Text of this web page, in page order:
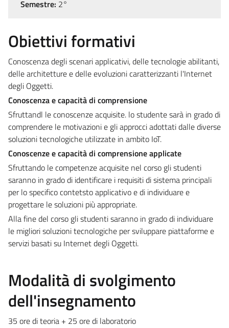
Semestre: 2°
Obiettivi formativi
Conoscenza degli scenari applicativi, delle tecnologie abilitanti,
delle architetture e delle evoluzioni caratterizzanti l'Internet
degli Oggetti.
Conoscenza e capacità di comprensione
Sfruttandl le conoscenze acquisite. lo studente sarà in grado di
comprendere le motivazioni e gli approcci adottati dalle diverse
soluzioni tecnologiche utilizzate in ambito IoT.
Conoscenze e capacità di comprensione applicate
Sfruttando le competenze acquisite nel corso gli studenti
saranno in grado di identificare i requisiti di sistema principali
per lo specifico contetsto applicativo e di individuare e
progettare le soluzioni più appropriate.
Alla fine del corso gli studenti saranno in grado di individuare
le migliori soluzioni tecnologiche per sviluppare piattaforme e
servizi basati su Internet degli Oggetti.
Modalità di svolgimento
dell'insegnamento
35 ore di teoria + 25 ore di laboratorio